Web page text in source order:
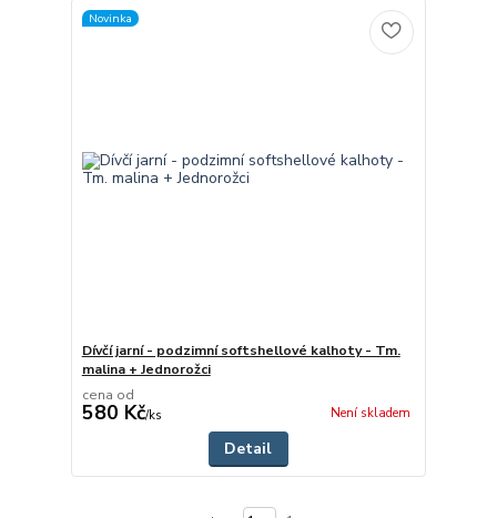
Novinka
Dívčí jarní - podzimní softshellové kalhoty - Tm.
malina + Jednorožci
cena od
580 Kč/ks Není skladem
Detail